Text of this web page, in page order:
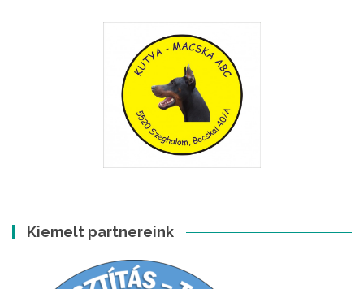
Kiemelt partnereink